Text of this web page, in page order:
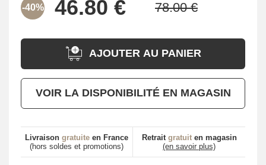
-40%
AJOUTER AU PANIER
VOIR LA DISPONIBILITÉ EN MAGASIN
Livraison gratuite en France
(hors soldes et promotions)
Retrait gratuiten magasin
(en savoir plus)